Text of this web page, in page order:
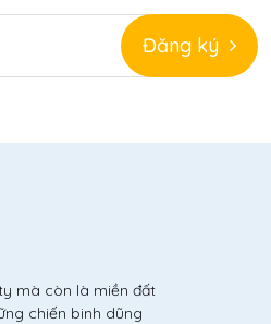
Đăng ký
mà còn là miền đất
chiến binh dũng